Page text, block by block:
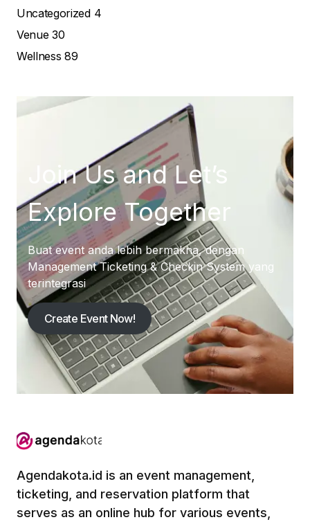
Uncategorized 4
Venue30
Wellness89
Join Us and Let’s
Explore Together
Buat event anda lebih bermakna, dengan
Management Ticketing & Checkin System yang
terintegrasi
Create Event Now!
Agendakota.id is an event management,
ticketing, and reservation platform that
serves as an online hub for various events,